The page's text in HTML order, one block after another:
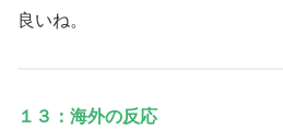
良いね。
１３：海外の反応